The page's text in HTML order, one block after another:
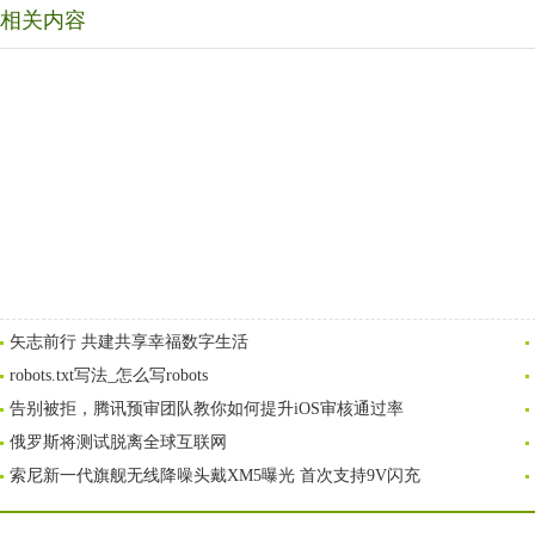
相关内容
矢志前行 共建共享幸福数字生活
robots.txt写法_怎么写robots
告别被拒，腾讯预审团队教你如何提升iOS审核通过率
俄罗斯将测试脱离全球互联网
索尼新一代旗舰无线降噪头戴XM5曝光 首次支持9V闪充